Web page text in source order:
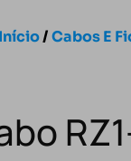
Início/Cabos E